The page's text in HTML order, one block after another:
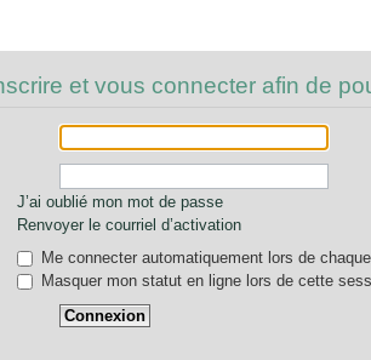
et vous connecter afin de
J’ai oublié mon mot de passe
Renvoyer le courriel d’activation
Me connecter automatiquement lors de
Masquer mon statut en ligne lors de cette